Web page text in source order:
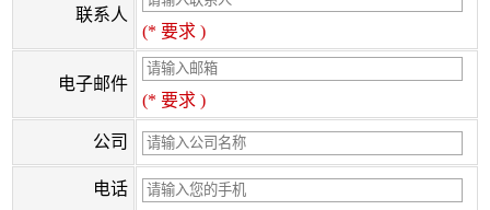
联系人
(* 要求 )
电子邮件
(* 要求 )
公司
电话